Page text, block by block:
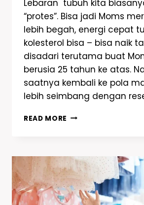
Lebaran tubuh kita
“protes”. Bisa jadi Moms
lebih begah, energi cepat
kolesterol bisa – bisa naik
disadari terutama buat
berusia 25 tahun ke atas.
saatnya kembali ke pola
lebih seimbang dengan
READ MORE